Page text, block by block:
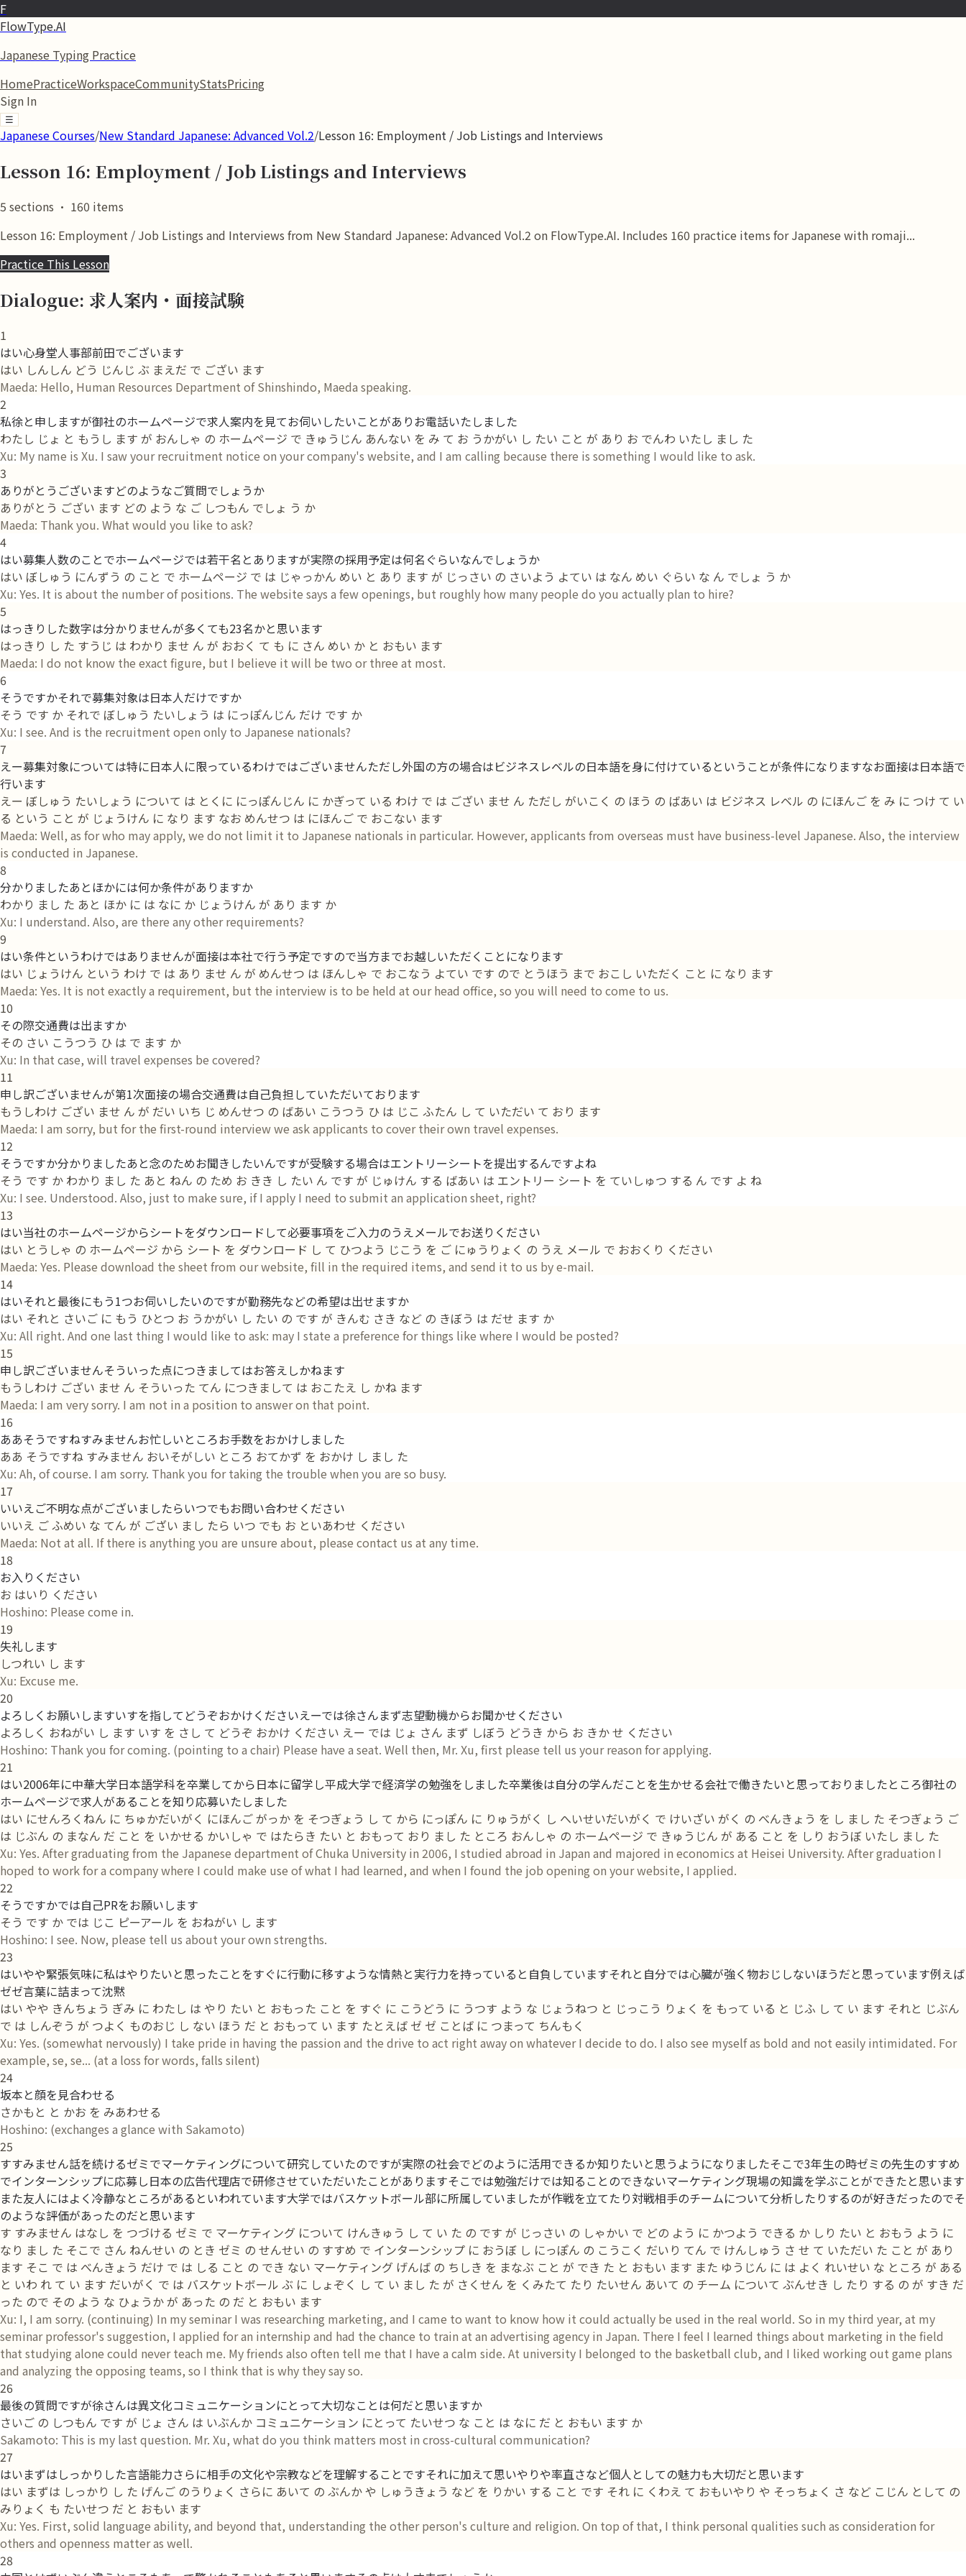
F
FlowType.AI
Japanese Typing Practice
HomePracticeWorkspaceCommunityStatsPricing
Sign In
☰
Japanese Courses/New Standard Japanese: Advanced Vol.2/Lesson 16: Employment / Job Listings and Interviews
Lesson 16: Employment / Job Listings and Interviews
5 sections · 160 items
Lesson 16: Employment / Job Listings and Interviews from New Standard Japanese: Advanced Vol.2 on FlowType.AI. Includes 160 practice items for Japanese with romaji...
Practice This Lesson
Dialogue: 求人案内・面接試験
1
はい心身堂人事部前田でございます
はい しんしん どう じんじ ぶ まえだ で ござい ます
Maeda: Hello, Human Resources Department of Shinshindo, Maeda speaking.
2
私徐と申しますが御社のホームページで求人案内を見てお伺いしたいことがありお電話いたしました
わたし じょ と もうし ます が おんしゃ の ホームページ で きゅうじん あんない を み て お うかがい し たい こと が あり お でんわ いたし まし た
Xu: My name is Xu. I saw your recruitment notice on your company's website, and I am calling because there is something I would like to ask.
3
ありがとうございますどのようなご質問でしょうか
ありがとう ござい ます どの よう な ご しつもん でしょ う か
Maeda: Thank you. What would you like to ask?
4
はい募集人数のことでホームページでは若干名とありますが実際の採用予定は何名ぐらいなんでしょうか
はい ぼしゅう にんずう の こと で ホームページ で は じゃっかん めい と あり ます が じっさい の さいよう よてい は なん めい ぐらい な ん でしょ う か
Xu: Yes. It is about the number of positions. The website says a few openings, but roughly how many people do you actually plan to hire?
5
はっきりした数字は分かりませんが多くても23名かと思います
はっきり し た すうじ は わかり ませ ん が おおく て も に さん めい か と おもい ます
Maeda: I do not know the exact figure, but I believe it will be two or three at most.
6
そうですかそれで募集対象は日本人だけですか
そう です か それで ぼしゅう たいしょう は にっぽんじん だけ です か
Xu: I see. And is the recruitment open only to Japanese nationals?
7
えー募集対象については特に日本人に限っているわけではございませんただし外国の方の場合はビジネスレベルの日本語を身に付けているということが条件になりますなお面接は日本語で
行います
えー ぼしゅう たいしょう について は とくに にっぽんじん に かぎって いる わけ で は ござい ませ ん ただし がいこく の ほう の ばあい は ビジネス レベル の にほんご を み に つけ て い
る という こと が じょうけん に なり ます なお めんせつ は にほんご で おこない ます
Maeda: Well, as for who may apply, we do not limit it to Japanese nationals in particular. However, applicants from overseas must have business-level Japanese. Also, the interview
is conducted in Japanese.
8
分かりましたあとほかには何か条件がありますか
わかり まし た あと ほか に は なに か じょうけん が あり ます か
Xu: I understand. Also, are there any other requirements?
9
はい条件というわけではありませんが面接は本社で行う予定ですので当方までお越しいただくことになります
はい じょうけん という わけ で は あり ませ ん が めんせつ は ほんしゃ で おこなう よてい です ので とうほう まで おこし いただく こと に なり ます
Maeda: Yes. It is not exactly a requirement, but the interview is to be held at our head office, so you will need to come to us.
10
その際交通費は出ますか
その さい こうつう ひ は で ます か
Xu: In that case, will travel expenses be covered?
11
申し訳ございませんが第1次面接の場合交通費は自己負担していただいております
もうしわけ ござい ませ ん が だい いち じ めんせつ の ばあい こうつう ひ は じこ ふたん し て いただい て おり ます
Maeda: I am sorry, but for the first-round interview we ask applicants to cover their own travel expenses.
12
そうですか分かりましたあと念のためお聞きしたいんですが受験する場合はエントリーシートを提出するんですよね
そう です か わかり まし た あと ねん の ため お きき し たい ん です が じゅけん する ばあい は エントリー シート を ていしゅつ する ん です よ ね
Xu: I see. Understood. Also, just to make sure, if I apply I need to submit an application sheet, right?
13
はい当社のホームページからシートをダウンロードして必要事項をご入力のうえメールでお送りください
はい とうしゃ の ホームページ から シート を ダウンロード し て ひつよう じこう を ご にゅうりょく の うえ メール で おおくり ください
Maeda: Yes. Please download the sheet from our website, fill in the required items, and send it to us by e-mail.
14
はいそれと最後にもう1つお伺いしたいのですが勤務先などの希望は出せますか
はい それと さいご に もう ひとつ お うかがい し たい の です が きんむ さき など の きぼう は だせ ます か
Xu: All right. And one last thing I would like to ask: may I state a preference for things like where I would be posted?
15
申し訳ございませんそういった点につきましてはお答えしかねます
もうしわけ ござい ませ ん そういった てん につきまして は おこたえ し かね ます
Maeda: I am very sorry. I am not in a position to answer on that point.
16
ああそうですねすみませんお忙しいところお手数をおかけしました
ああ そうですね すみません おいそがしい ところ おてかず を おかけ し まし た
Xu: Ah, of course. I am sorry. Thank you for taking the trouble when you are so busy.
17
いいえご不明な点がございましたらいつでもお問い合わせください
いいえ ご ふめい な てん が ござい まし たら いつ でも お といあわせ ください
Maeda: Not at all. If there is anything you are unsure about, please contact us at any time.
18
お入りください
お はいり ください
Hoshino: Please come in.
19
失礼します
しつれい し ます
Xu: Excuse me.
20
よろしくお願いしますいすを指してどうぞおかけくださいえーでは徐さんまず志望動機からお聞かせください
よろしく おねがい し ます いす を さし て どうぞ おかけ ください えー では じょ さん まず しぼう どうき から お きか せ ください
Hoshino: Thank you for coming. (pointing to a chair) Please have a seat. Well then, Mr. Xu, first please tell us your reason for applying.
21
はい2006年に中華大学日本語学科を卒業してから日本に留学し平成大学で経済学の勉強をしました卒業後は自分の学んだことを生かせる会社で働きたいと思っておりましたところ御社の
ホームページで求人があることを知り応募いたしました
はい にせんろくねん に ちゅかだいがく にほんご がっか を そつぎょう し て から にっぽん に りゅうがく し へいせいだいがく で けいざい がく の べんきょう を し まし た そつぎょう ご
は じぶん の まなん だ こと を いかせる かいしゃ で はたらき たい と おもって おり まし た ところ おんしゃ の ホームページ で きゅうじん が ある こと を しり おうぼ いたし まし た
Xu: Yes. After graduating from the Japanese department of Chuka University in 2006, I studied abroad in Japan and majored in economics at Heisei University. After graduation I
hoped to work for a company where I could make use of what I had learned, and when I found the job opening on your website, I applied.
22
そうですかでは自己PRをお願いします
そう です か では じこ ピーアール を おねがい し ます
Hoshino: I see. Now, please tell us about your own strengths.
23
はいやや緊張気味に私はやりたいと思ったことをすぐに行動に移すような情熱と実行力を持っていると自負していますそれと自分では心臓が強く物おじしないほうだと思っています例えば
ゼゼ言葉に詰まって沈黙
はい やや きんちょう ぎみ に わたし は やり たい と おもった こと を すぐ に こうどう に うつす よう な じょうねつ と じっこう りょく を もって いる と じふ し て い ます それと じぶん
で は しんぞう が つよく ものおじ し ない ほう だ と おもって い ます たとえば ゼ ゼ ことば に つまって ちんもく
Xu: Yes. (somewhat nervously) I take pride in having the passion and the drive to act right away on whatever I decide to do. I also see myself as bold and not easily intimidated. For
example, se, se... (at a loss for words, falls silent)
24
坂本と顔を見合わせる
さかもと と かお を みあわせる
Hoshino: (exchanges a glance with Sakamoto)
25
すすみません話を続けるゼミでマーケティングについて研究していたのですが実際の社会でどのように活用できるか知りたいと思うようになりましたそこで3年生の時ゼミの先生のすすめ
でインターンシップに応募し日本の広告代理店で研修させていただいたことがありますそこでは勉強だけでは知ることのできないマーケティング現場の知識を学ぶことができたと思います
また友人にはよく冷静なところがあるといわれています大学ではバスケットボール部に所属していましたが作戦を立てたり対戦相手のチームについて分析したりするのが好きだったのでそ
のような評価があったのだと思います
す すみません はなし を つづける ゼミ で マーケティング について けんきゅう し て い た の です が じっさい の しゃかい で どの よう に かつよう できる か しり たい と おもう よう に
なり まし た そこで さん ねんせい の とき ゼミ の せんせい の すすめ で インターンシップ に おうぼ し にっぽん の こうこく だいり てん で けんしゅう さ せ て いただい た こと が あり
ます そこ で は べんきょう だけ で は しる こと の でき ない マーケティング げんば の ちしき を まなぶ こと が でき た と おもい ます また ゆうじん に は よく れいせい な ところ が ある
と いわ れ て い ます だいがく で は バスケットボール ぶ に しょぞく し て い まし た が さくせん を くみたて たり たいせん あいて の チーム について ぶんせき し たり する の が すき だ
った ので その よう な ひょうか が あった の だ と おもい ます
Xu: I, I am sorry. (continuing) In my seminar I was researching marketing, and I came to want to know how it could actually be used in the real world. So in my third year, at my
seminar professor's suggestion, I applied for an internship and had the chance to train at an advertising agency in Japan. There I feel I learned things about marketing in the field
that studying alone could never teach me. My friends also often tell me that I have a calm side. At university I belonged to the basketball club, and I liked working out game plans
and analyzing the opposing teams, so I think that is why they say so.
26
最後の質問ですが徐さんは異文化コミュニケーションにとって大切なことは何だと思いますか
さいご の しつもん です が じょ さん は いぶんか コミュニケーション にとって たいせつ な こと は なに だ と おもい ます か
Sakamoto: This is my last question. Mr. Xu, what do you think matters most in cross-cultural communication?
27
はいまずはしっかりした言語能力さらに相手の文化や宗教などを理解することですそれに加えて思いやりや率直さなど個人としての魅力も大切だと思います
はい まずは しっかり し た げんご のうりょく さらに あいて の ぶんか や しゅうきょう など を りかい する こと です それ に くわえ て おもいやり や そっちょく さ など こじん として の
みりょく も たいせつ だ と おもい ます
Xu: Yes. First, solid language ability, and beyond that, understanding the other person's culture and religion. On top of that, I think personal qualities such as consideration for
others and openness matter as well.
28